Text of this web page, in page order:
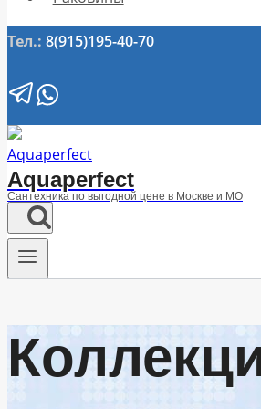
Тел.: 8(915)195-40-70
Aquaperfect
Сантехника по выгодной цене в Москве и МО